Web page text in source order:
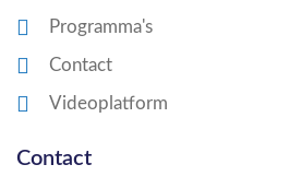
Programma's
Contact
Videoplatform
Contact